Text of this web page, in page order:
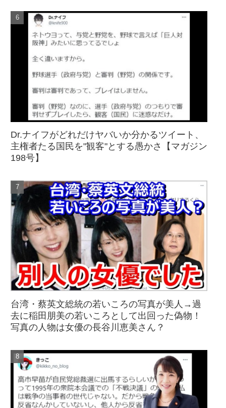
Dr.ナイフがどれだけヤバいか分かるツイート、
主権者たる国民を"観客"とする愚かさ【マガジン
198号】
台湾・蔡英文総統の若いころの写真が美人→過
去に稲田朋美の若いころとして出回った偽物！
写真の人物は女優の長谷川恵美さん？